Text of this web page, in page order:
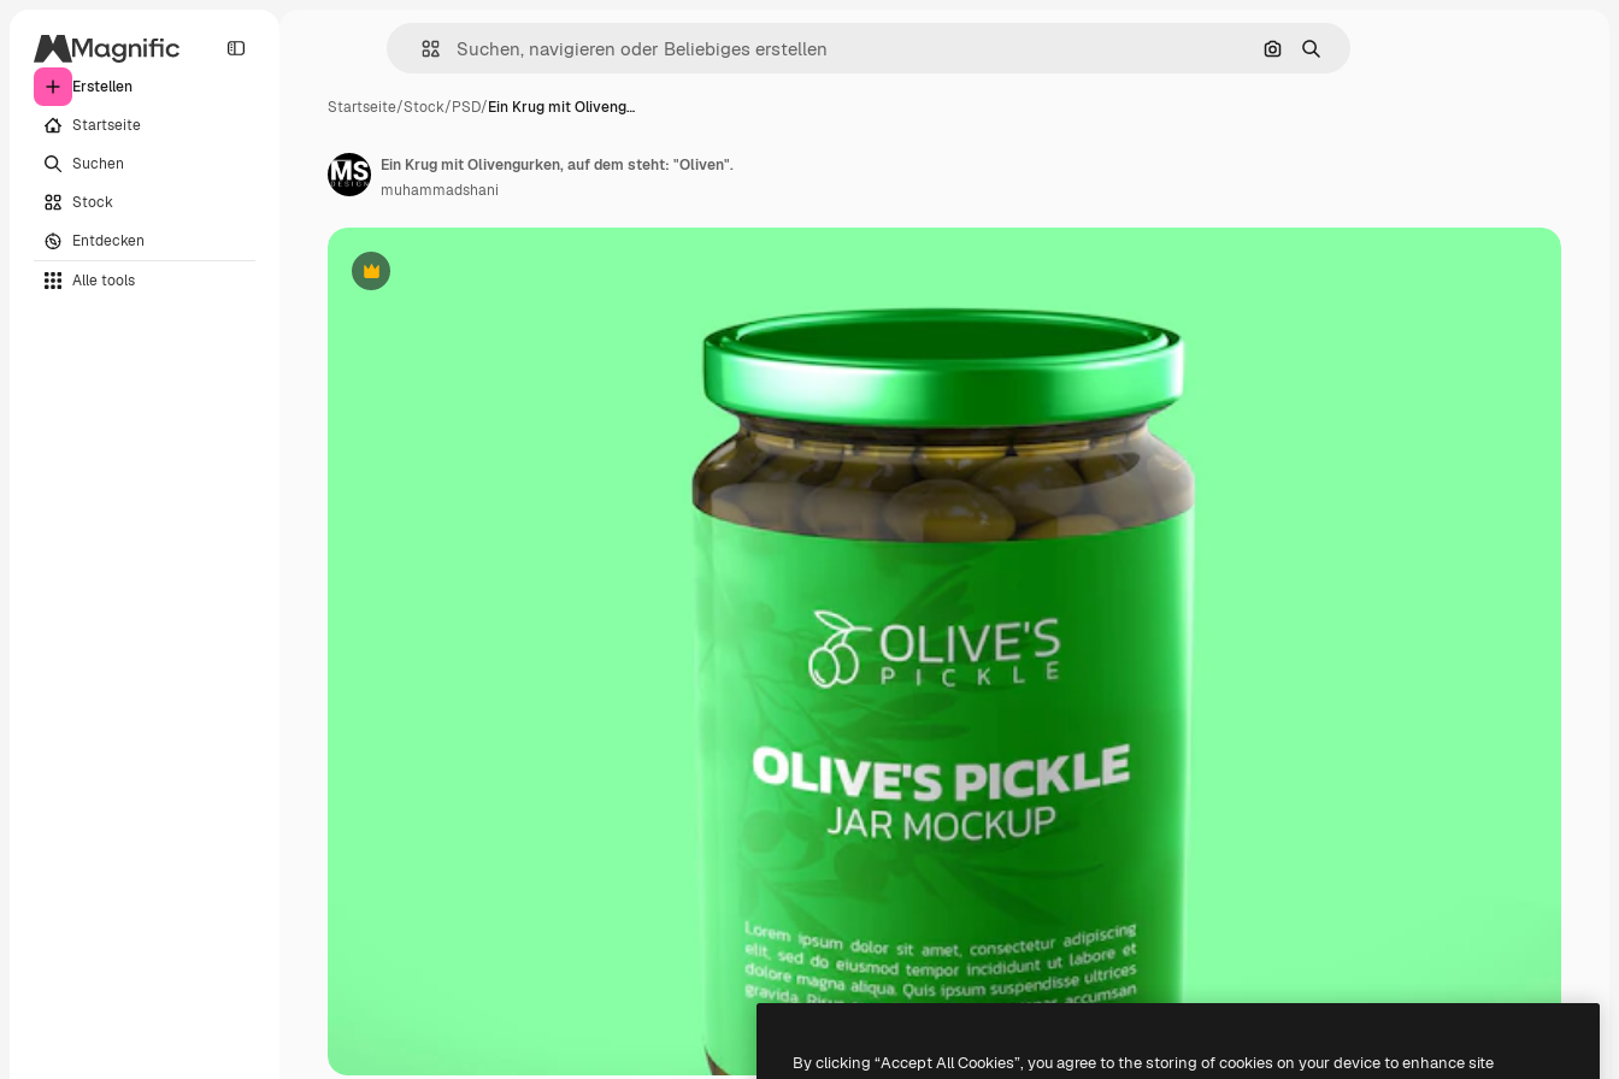
Erstellen
Startseite
Suchen
Stock
Entdecken
Alle tools
Nach Bild suchen
Suchen
Startseite/Stock/PSD/Ein Krug mit Oliveng…
Premium
Ein Krug mit Olivengurken, auf dem steht: "Oliven".
muhammadshani
By clicking “Accept All Cookies”, you agree to the storing of cookies on your device to enhance site